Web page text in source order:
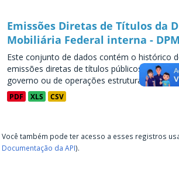
Emissões Diretas de Títulos da
Mobiliária Federal interna -
Este conjunto de dados contém o histórico
emissões diretas de títulos públicos,
governo ou de operações estruturadas, a
PDF XLS CSV
Você também pode ter acesso a esses registros
Documentação da API).